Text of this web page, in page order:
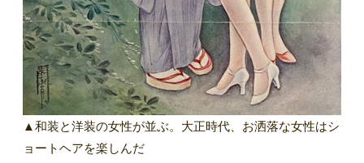
▲和装と洋装の女性が並ぶ。大正時代、お洒落な女性はシ
ョートヘアを楽しんだ